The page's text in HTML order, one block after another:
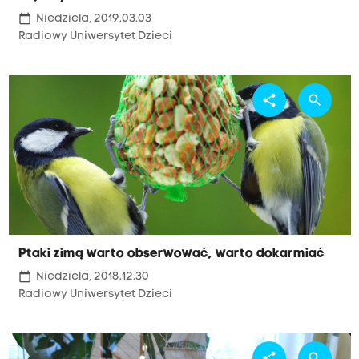
calendar_today Niedziela, 2019.03.03
Radiowy Uniwersytet Dzieci
Ptaki zimą warto obserwować, warto dokarmiać
calendar_today Niedziela, 2018.12.30
Radiowy Uniwersytet Dzieci
share search